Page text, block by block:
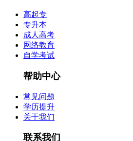
高起专
专升本
成人高考
网络教育
自学考试
帮助中心
常见问题
学历提升
关于我们
联系我们